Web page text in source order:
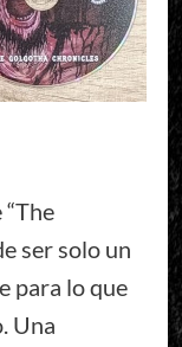
ser solo un
para lo que
Una